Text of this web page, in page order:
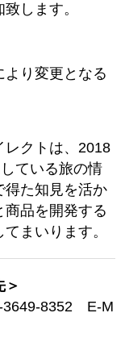
します。
り変更となる
レクトは、2018
ている旅の情
得た知見を活か
商品を開発する
まいります。
＞
3649-8352 E-M